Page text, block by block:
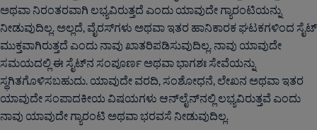
ಅಥವಾ ನಿರಂತರವಾಗಿ ಲಭ್ಯವಿರುತ್ತದೆ ಎಂದು ಯಾವುದೇ ಗ್ಯಾರಂಟಿಯನ್ನು
ನೀಡುವುದಿಲ್ಲ. ಅಲ್ಲದೆ, ವೈರಸ್‌ಗಳು ಅಥವಾ ಇತರ ಹಾನಿಕಾರಕ ಘಟಕಗಳಿಂದ ಸೈಟ್
ಮುಕ್ತವಾಗಿರುತ್ತದೆ ಎಂದು ನಾವು ಖಾತರಿಪಡಿಸುವುದಿಲ್ಲ. ನಾವು ಯಾವುದೇ
ಸಮಯದಲ್ಲಿ ಈ ಸೈಟ್‌ನ ಸಂಪೂರ್ಣ ಅಥವಾ ಭಾಗಶಃ ಸೇವೆಯನ್ನು
ಸ್ಥಗಿತಗೊಳಿಸಬಹುದು. ಯಾವುದೇ ವರದಿ, ಸಂಶೋಧನೆ, ಲೇಖನ ಅಥವಾ ಇತರ
ಯಾವುದೇ ಸಂಪಾದಕೀಯ ವಿಷಯಗಳು ಆನ್‌ಲೈನ್‌ನಲ್ಲಿ ಲಭ್ಯವಿರುತ್ತವೆ ಎಂದು
ನಾವು ಯಾವುದೇ ಗ್ಯಾರಂಟಿ ಅಥವಾ ಭರವಸೆ ನೀಡುವುದಿಲ್ಲ.